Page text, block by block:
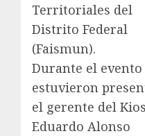
Territoriales del
Distrito Federal
(Faismun).
Durante el evento
estuvieron
el gerente del
Eduardo Alonso